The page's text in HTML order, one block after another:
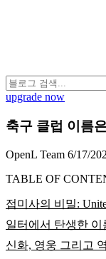
upgrade now
축구 클럽 이름
OpenL Team 6/17/
TABLE OF
접미사의 비밀:
일터에서 탄생한
신화, 영웅 그리고